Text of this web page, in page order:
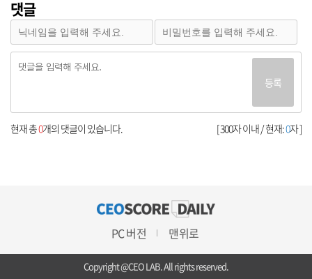
댓글
등록
[ 300자 이내 / 현재:0자 ]
현재 총0개의 댓글이 있습니다.
PC 버전 맨위로
Copyright @CEO LAB. All rights reserved.